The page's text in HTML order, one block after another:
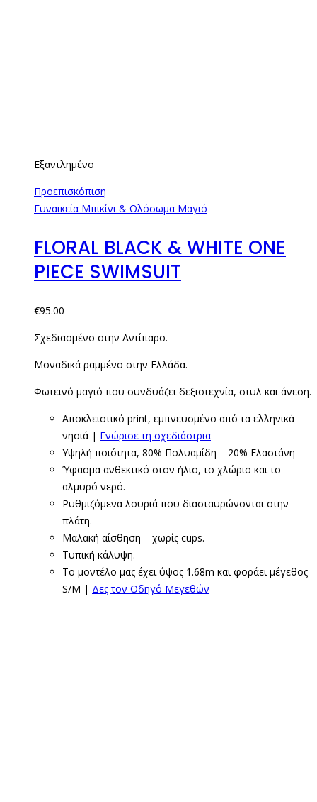
Εξαντλημένο
Προεπισκόπιση
Γυναικεία Μπικίνι & Ολόσωμα Μαγιό
FLORAL BLACK & WHITE ONE
PIECE SWIMSUIT
€95.00
Σχεδιασμένο στην Αντίπαρο.
Μοναδικά ραμμένο στην Ελλάδα.
Φωτεινό μαγιό που συνδυάζει δεξιοτεχνία, στυλ και άνεση.
Αποκλειστικό print, εμπνευσμένο από τα ελληνικά
νησιά | Γνώρισε τη σχεδιάστρια
Υψηλή ποιότητα, 80% Πολυαμίδη – 20% Ελαστάνη
Ύφασμα ανθεκτικό στον ήλιο, το χλώριο και το
αλμυρό νερό.
Ρυθμιζόμενα λουριά που διασταυρώνονται στην
πλάτη.
Μαλακή αίσθηση – χωρίς cups.
Τυπική κάλυψη.
Το μοντέλο μας έχει ύψος 1.68m και φοράει μέγεθος
S/M | Δες τον Οδηγό Μεγεθών